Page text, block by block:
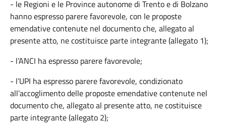
- le Regioni e le Province autonome di Trento e di Bolzano
hanno espresso parere favorevole, con le proposte
emendative contenute nel documento che, allegato al
presente atto, ne costituisce parte integrante (allegato 1);
- l’ANCI ha espresso parere favorevole;
- l’UPI ha espresso parere favorevole, condizionato
all’accoglimento delle proposte emendative contenute nel
documento che, allegato al presente atto, ne costituisce
parte integrante (allegato 2);